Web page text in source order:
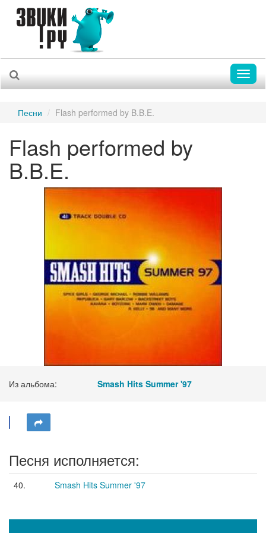
Песни Flash performed by B.B.E.
Flash performed by
B.B.E.
Из альбома: Smash Hits Summer '97
Песня исполняется:
40. Smash Hits Summer '97